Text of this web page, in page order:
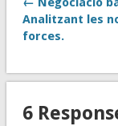
Analitzant les
forces.
6